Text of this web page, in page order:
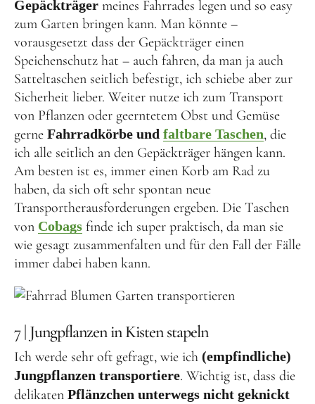
Gepäckträger meines Fahrrades legen und so easy
zum Garten bringen kann. Man könnte –
vorausgesetzt dass der Gepäckträger einen
Speichenschutz hat – auch fahren, da man ja auch
Satteltaschen seitlich befestigt, ich schiebe aber zur
Sicherheit lieber. Weiter nutze ich zum Transport
von Pflanzen oder geerntetem Obst und Gemüse
gerne Fahrradkörbe und faltbare Taschen, die
ich alle seitlich an den Gepäckträger hängen kann.
Am besten ist es, immer einen Korb am Rad zu
haben, da sich oft sehr spontan neue
Transportherausforderungen ergeben. Die Taschen
von Cobags finde ich super praktisch, da man sie
wie gesagt zusammenfalten und für den Fall der Fälle
immer dabei haben kann.
7 | Jungpflanzen in Kisten stapeln
Ich werde sehr oft gefragt, wie ich (empfindliche)
Jungpflanzen transportiere. Wichtig ist, dass die
delikaten Pflänzchen unterwegs nicht geknickt